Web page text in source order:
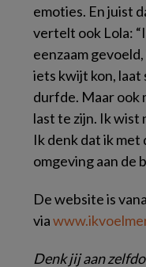
emoties. En juist
vertelt ook Lola:
eenzaam
iets kwijt kon, laat
durfde. Maar ook
last te zijn. Ik wist
Ik denk dat ik
omgeving aan de
De website is
via
Denk jij aan